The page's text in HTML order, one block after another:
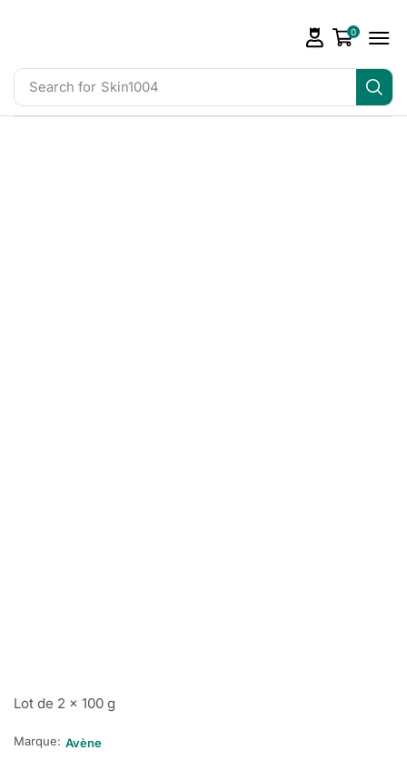
Search for Skin1004
0
Lot de 2 x 100 g
Marque: Avène